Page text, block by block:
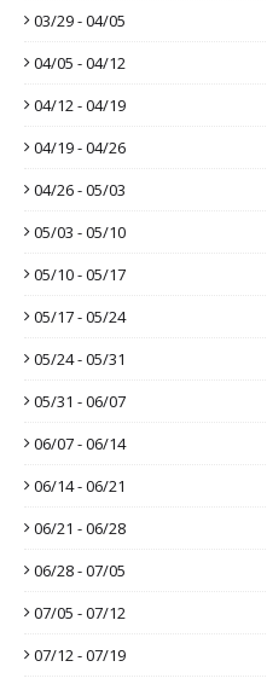
03/29 - 04/05
04/05 - 04/12
04/12 - 04/19
04/19 - 04/26
04/26 - 05/03
05/03 - 05/10
05/10 - 05/17
05/17 - 05/24
05/24 - 05/31
05/31 - 06/07
06/07 - 06/14
06/14 - 06/21
06/21 - 06/28
06/28 - 07/05
07/05 - 07/12
07/12 - 07/19